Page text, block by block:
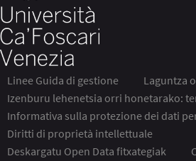
Linee Guida di gestione
Laguntza
Izenburu lehenetsia orri honetarako:
Informativa sulla protezione dei dati
Diritti di proprietà intellettuale
Deskargatu Open Data fitxategiak